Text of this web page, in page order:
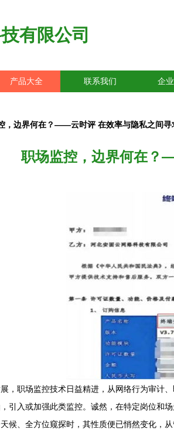
有限公司
产品大全 联系我们 企
，边界何在？——云时评 在效率与隐私之间寻
职场监控，边界何在？
，职场监控技术日益精进，从网络行为审计
引入或加强此类监控。诚然，在特定岗位和
候、全方位窥探时，其性质便已悄然变化，